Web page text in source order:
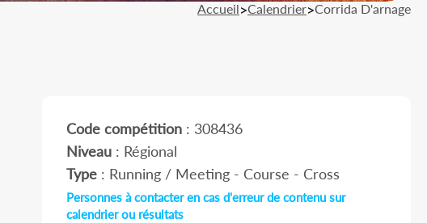
Accueil>Calendrier>Corrida D'arnage
Code compétition: 308436
Niveau: Régional
Type: Running / Meeting - Course - Cross
Personnes à contacter en cas d'erreur de contenu sur
calendrier ou résultats